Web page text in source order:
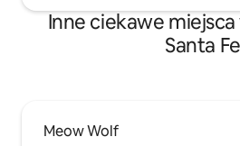
Inne ciekawe
Santa Fe
Meow Wolf